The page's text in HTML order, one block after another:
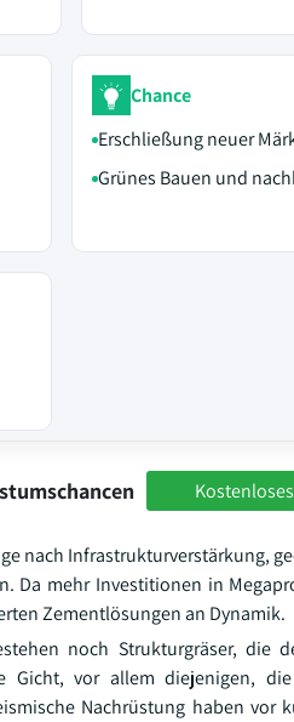
Chance
Erschließung neuer
Grünes Bauen und
nach Infrastrukturverstärkung,
Da mehr Investitionen in
Zementlösungen an Dynamik.
noch Strukturgräser, die
Gicht, vor allem diejenigen,
Nachrüstung haben vor